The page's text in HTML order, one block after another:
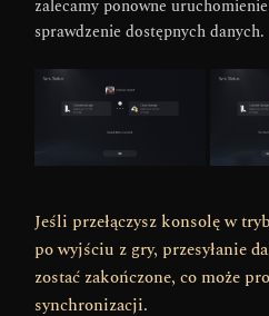
zalecamy ponowne
sprawdzenie dostępnych danych.
Jeśli przełączysz konsolę w
po wyjściu z gry, przesyłanie
zostać zakończone, co może
synchronizacji.